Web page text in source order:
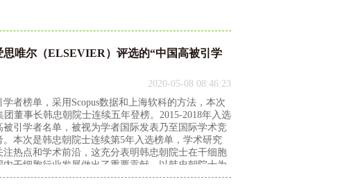
唯尔（ELSEVIER）评选的“中国高被引学
2020-05-08 08:46:23
者榜单，采用Scopus数据和上海软科的方法，本次
董事长韩忠朝院士连续五年登榜。2015-2018年入选
引学者名单，被视为学者国际发表乃至国际学术竞
本次是韩忠朝院士连续第5年入选榜单，学术研究
热点和学术前沿，这充分表明韩忠朝院士在干细胞
干细胞行业发展做出了重要贡献。以韩忠朝院士为